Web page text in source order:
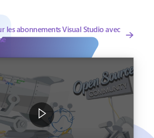
les abonnements Visual Studio avec